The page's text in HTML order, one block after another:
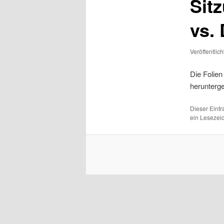
vs.
Die
Dieser
ein